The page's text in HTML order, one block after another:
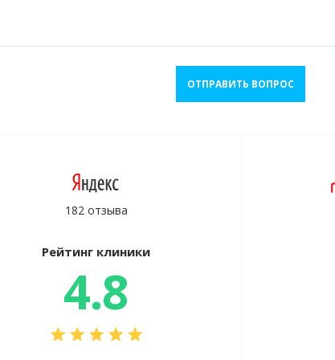
ОТПРАВИТЬ ВОПРОС
182 отзыва
Рейтинг клиники
4.8